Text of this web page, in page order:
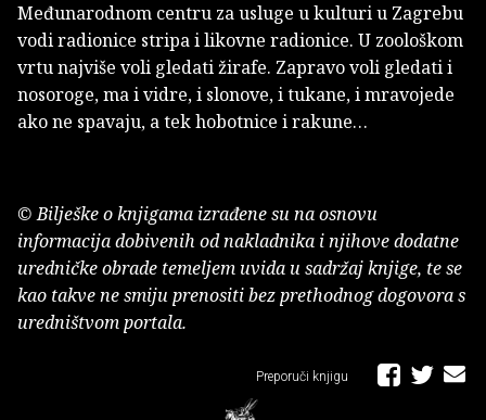
Međunarodnom centru za usluge u kulturi u Zagrebu
vodi radionice stripa i likovne radionice. U zoološkom
vrtu najviše voli gledati žirafe. Zapravo voli gledati i
nosoroge, ma i vidre, i slonove, i tukane, i mravojede
ako ne spavaju, a tek hobotnice i rakune…
© Bilješke o knjigama izrađene su na osnovu
informacija dobivenih od nakladnika i njihove dodatne
uredničke obrade temeljem uvida u sadržaj knjige, te se
kao takve ne smiju prenositi bez prethodnog dogovora s
uredništvom portala.
Preporuči knjigu